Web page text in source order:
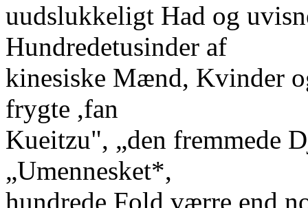
uudslukkeligt Had og
Hundredetusinder af
kinesiske Mænd, Kvinder
frygte ,fan
Kueitzu", „den fremmede
„Umennesket*,
hundrede Fold værre end